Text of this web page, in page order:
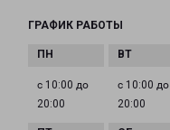
ГРАФИК РАБОТЫ
с 10:00 до
20:00
с 10:00 до
20:00